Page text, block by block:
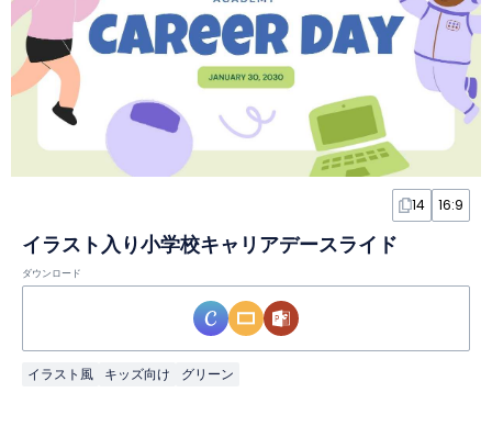
14 16:9
イラスト入り小学校キャリアデースライド
ダウンロード
イラスト風 キッズ向け グリーン